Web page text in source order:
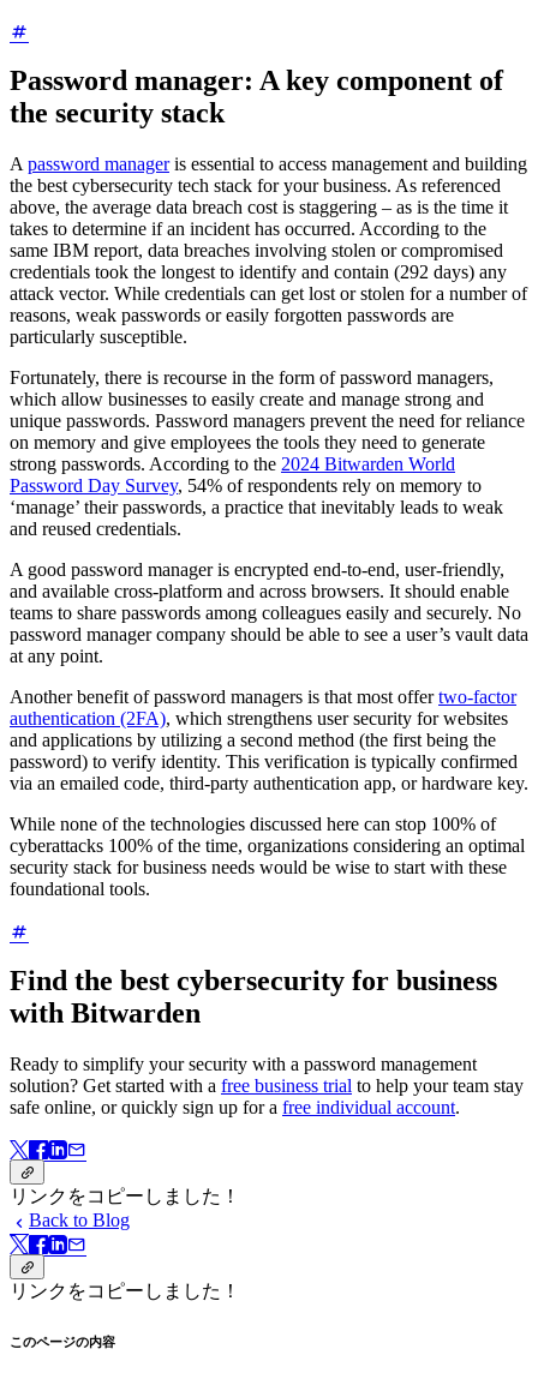
Password manager: A key component of
the security stack
A password manageris essential to access management and building
the best cybersecurity tech stack for your business. As referenced
above, the average data breach cost is staggering – as is the time it
takes to determine if an incident has occurred. According to the
same IBM report, data breaches involving stolen or compromised
credentials took the longest to identify and contain (292 days) any
attack vector. While credentials can get lost or stolen for a number of
reasons, weak passwords or easily forgotten passwords are
particularly susceptible.
Fortunately, there is recourse in the form of password managers,
which allow businesses to easily create and manage strong and
unique passwords. Password managers prevent the need for reliance
on memory and give employees the tools they need to generate
strong passwords. According to the 2024 Bitwarden World
Password Day Survey, 54% of respondents rely on memory to
‘manage’ their passwords, a practice that inevitably leads to weak
and reused credentials.
A good password manager is encrypted end-to-end, user-friendly,
and available cross-platform and across browsers. It should enable
teams to share passwords among colleagues easily and securely. No
password manager company should be able to see a user’s vault data
at any point.
Another benefit of password managers is that most offertwo-factor
authentication (2FA), which strengthens user security for websites
and applications by utilizing a second method (the first being the
password) to verify identity. This verification is typically confirmed
via an emailed code, third-party authentication app, or hardware key.
While none of the technologies discussed here can stop 100% of
cyberattacks 100% of the time, organizations considering an optimal
security stack for business needs would be wise to start with these
foundational tools.
Find the best cybersecurity for business
with Bitwarden
Ready to simplify your security with a password management
solution? Get started with a free business trial to help your team stay
safe online, or quickly sign up for a free individual account.
リンクをコピーしました！
Back to Blog
リンクをコピーしました！
このページの内容